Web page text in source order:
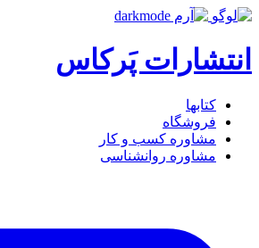
انتشارات پَرکاس
کتاب‎ها
فروشگاه
مشاوره کسب و کار
مشاوره روان‎شناسی